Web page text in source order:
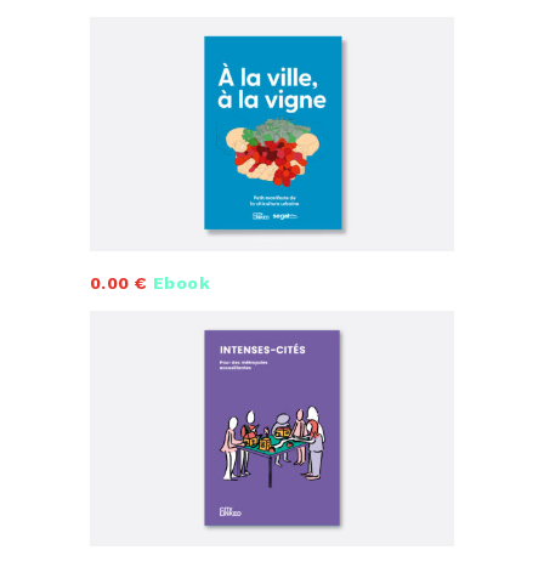
0.00 € Ebook